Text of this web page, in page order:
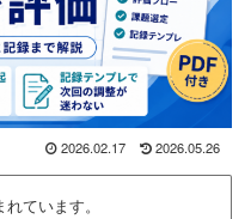
2026.02.17 2026.05.26
ています。